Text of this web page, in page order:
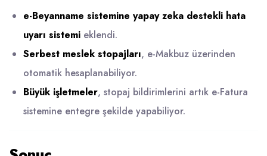
e-Beyanname sistemine yapay zeka destekli hata
uyarı sistemi eklendi.
Serbest meslek stopajları, e-Makbuz üzerinden
otomatik hesaplanabiliyor.
Büyük işletmeler, stopaj bildirimlerini artık e-Fatura
sistemine entegre şekilde yapabiliyor.